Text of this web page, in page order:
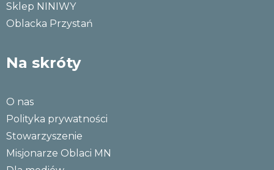
Sklep NINIWY
Oblacka Przystań
Na skróty
O nas
Polityka prywatności
Stowarzyszenie
Misjonarze Oblaci MN